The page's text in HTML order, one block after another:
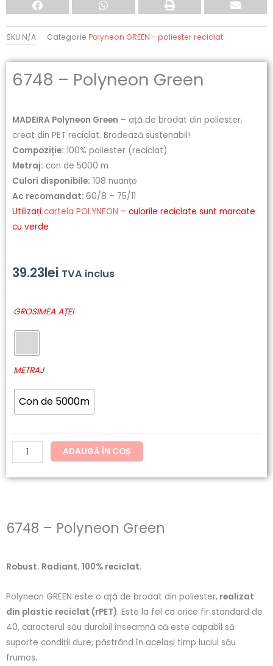
SKU N/A Categorie Polyneon GREEN - poliester reciclat
6748 – Polyneon Green
MADEIRA Polyneon Green – ață de brodat din poliester,
creat din PET reciclat. Brodează sustenabil!
Compoziție: 100% poliester (reciclat)
Metraj: con de 5000 m
Culori disponibile: 108 nuanțe
Ac recomandat: 60/8 – 75/11
Utilizați cartela POLYNEON – culorile reciclate sunt marcate
cu verde
39.23lei TVA inclus
GROSIMEA AȚEI
METRAJ
Con de 5000m
Cantitate
Polyneon
Green
ADAUGĂ ÎN COȘ
6748 – Polyneon Green
Robust. Radiant. 100% reciclat.
Polyneon GREEN este o ață de brodat din poliester, realizat
din plastic reciclat (rPET). Este la fel ca orice fir standard de
40, caracterul său durabil înseamnă că este capabil să
suporte condiții dure, păstrând în același timp luciul său
frumos.